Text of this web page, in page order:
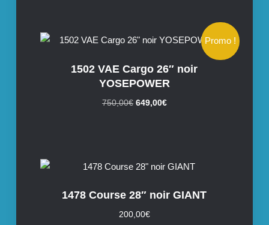
Promo !
1502 VAE Cargo 26″ noir
YOSEPOWER
750,00€ Le
649,00€Le
1478 Course 28″ noir GIANT
200,00€